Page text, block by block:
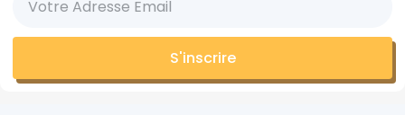
S'inscrire